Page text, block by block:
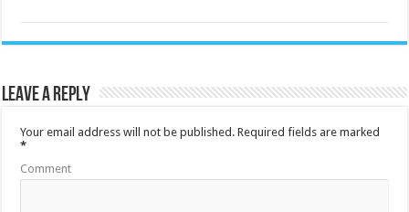
Leave a Reply
Your email address will not be published. Required fields are marked
*
Comment